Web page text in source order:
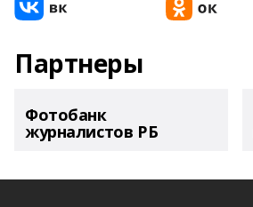
Партнеры
Фотобанк
журналистов РБ